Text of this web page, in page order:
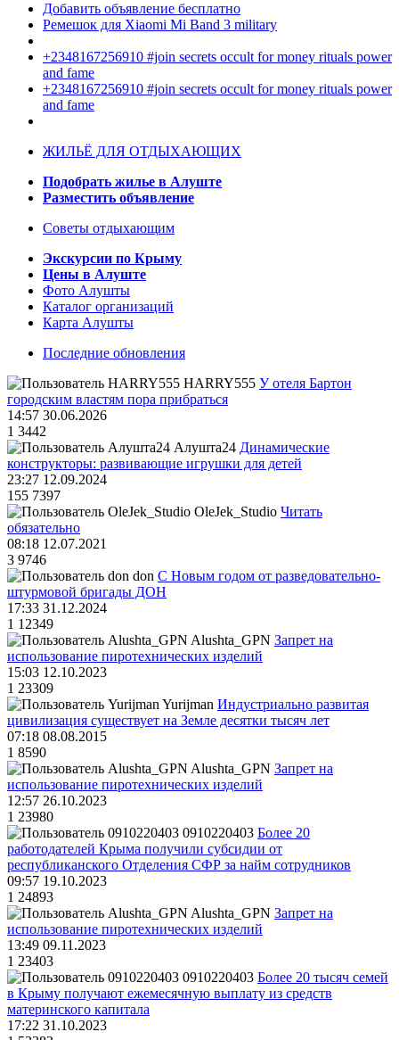
Добавить объявление бесплатно
Ремешок для Xiaomi Mi Band 3 military
+2348167256910 #join secrets occult for money rituals power
and fame
+2348167256910 #join secrets occult for money rituals power
and fame
ЖИЛЬЁ ДЛЯ ОТДЫХАЮЩИХ
Подобрать жилье в Алуште
Разместить объявление
Советы отдыхающим
Экскурсии по Крыму
Цены в Алуште
Фото Алушты
Каталог организаций
Карта Алушты
Последние обновления
HARRY555 У отеля Бартон
городским властям пора прибраться
14:57 30.06.2026
1 3442
Алушта24 Динамические
конструкторы: развивающие игрушки для детей
23:27 12.09.2024
155 7397
OleJek_Studio Читать
обязательно
08:18 12.07.2021
3 9746
don С Новым годом от разведовательно-
штурмовой бригады ДОН
17:33 31.12.2024
1 12349
Alushta_GPN Запрет на
использование пиротехнических изделий
15:03 12.10.2023
1 23309
Yurijman Индустриально развитая
цивилизация существует на Земле десятки тысяч лет
07:18 08.08.2015
1 8590
Alushta_GPN Запрет на
использование пиротехнических изделий
12:57 26.10.2023
1 23980
0910220403 Более 20
работодателей Крыма получили субсидии от
республиканского Отделения СФР за найм сотрудников
09:57 19.10.2023
1 24893
Alushta_GPN Запрет на
использование пиротехнических изделий
13:49 09.11.2023
1 23403
0910220403 Более 20 тысяч семей
в Крыму получают ежемесячную выплату из средств
материнского капитала
17:22 31.10.2023